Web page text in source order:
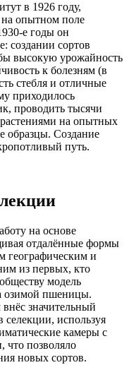
в 1926 году,
на опытном поле
е годы он
создании сортов
высокую урожайность
к болезням (в
стебля и отличные
приходилось
проводить тысячи
на опытных
образцы. Создание
путь.
на основе
отдалённые формы
географическим и
из первых, кто
модель
озимой пшеницы.
значительный
селекции, используя
камеры с
что позволяло
новых сортов.